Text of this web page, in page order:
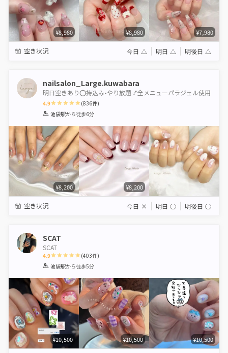
¥8,980 ¥8,980 ¥7,980
空き状況 今日 △ 明日 △ 明後日 △
nailsalon_Large.kuwabara
明日空きあり⭕️持込み•やり放題💅全メニューパラジェル使用
4.9
1 2 3 4 5
(836件)
池袋駅から徒歩6分
¥8,200 ¥8,200
空き状況 今日 × 明日 ◯ 明後日 ◯
SCAT
SCAT
4.9
1 2 3 4 5
(403件)
池袋駅から徒歩5分
¥10,500 ¥10,500 ¥10,500